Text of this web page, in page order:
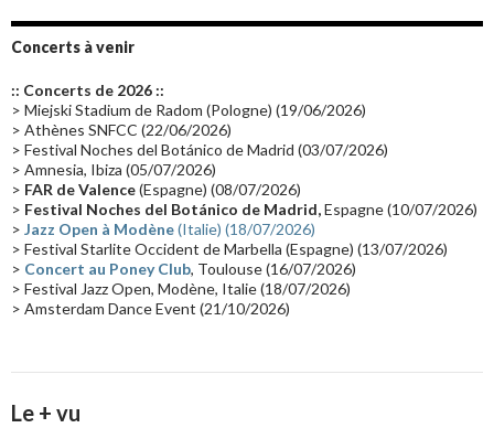
Groupe de Recherche Musicale
Passages radio Vidéo Jarrecast (16) Synthé 80's
Les concerts en Chine(16) Cinéma
Synthé Roland(15) Belgique(15)
(14) Astronomie (14) (14)
Tournée 2025(14) 2024(14) Chine(13)
Concerts à venir
:: Concerts de 2026 ::
> Miejski Stadium de Radom (Pologne) (19/06/2026)
> Athènes SNFCC (22/06/2026)
> Festival Noches del Botánico de Madrid (03/07/2026)
> Amnesia, Ibiza (05/07/2026)
> FAR de Valence(Espagne) (08/07/2026)
> Festival Noches del Botánico de Madrid,Espagne (10/07/2026)
> Jazz Open à Modène(Italie) (18/07/2026)
> Festival Starlite Occident de Marbella (Espagne) (13/07/2026)
> Concert au Poney Club, Toulouse (16/07/2026)
> Festival Jazz Open, Modène, Italie (18/07/2026)
> Amsterdam Dance Event (21/10/2026)
Le + vu